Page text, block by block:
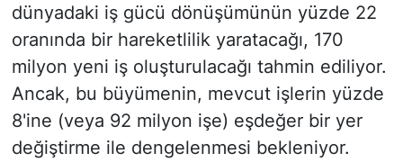
dünyadaki iş gücü dönüşümünün yüzde 22
oranında bir hareketlilik yaratacağı, 170
milyon yeni iş oluşturulacağı tahmin ediliyor.
Ancak, bu büyümenin, mevcut işlerin yüzde
8'ine (veya 92 milyon işe) eşdeğer bir yer
değiştirme ile dengelenmesi bekleniyor.